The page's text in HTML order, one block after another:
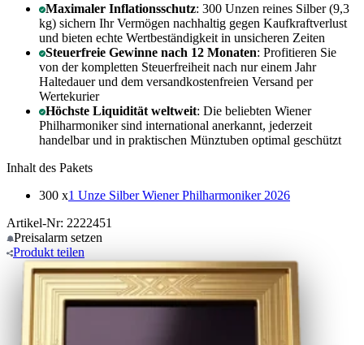
Maximaler Inflationsschutz: 300 Unzen reines Silber (9,3
kg) sichern Ihr Vermögen nachhaltig gegen Kaufkraftverlust
und bieten echte Wertbeständigkeit in unsicheren Zeiten
Steuerfreie Gewinne nach 12 Monaten: Profitieren Sie
von der kompletten Steuerfreiheit nach nur einem Jahr
Haltedauer und dem versandkostenfreien Versand per
Wertekurier
Höchste Liquidität weltweit: Die beliebten Wiener
Philharmoniker sind international anerkannt, jederzeit
handelbar und in praktischen Münztuben optimal geschützt
Inhalt des Pakets
300 x1 Unze Silber Wiener Philharmoniker 2026
Artikel-Nr: 2222451
Preisalarm setzen
Produkt teilen